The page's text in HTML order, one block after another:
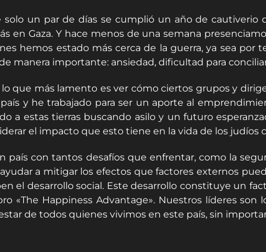
solo un par de días se cumplió un año de cautiverio
en Gaza. Y hace menos de una semana
hemos estado más cerca de la guerra, ya sea
manera importante: ansiedad, dificultad para
lo que más lamento es ver cómo ciertos grupos y
y he trabajado para ser un aporte al
a estas tierras buscando asilo y un futuro
el impacto que esto tiene en la vida de los
país con tantos desafíos que enfrentar, como la
a mitigar los efectos que factores externos
el desarrollo social. Este desarrollo constituye un
«The Happiness Advantage». Nuestros líderes
de todos quienes vivimos en este país, sin